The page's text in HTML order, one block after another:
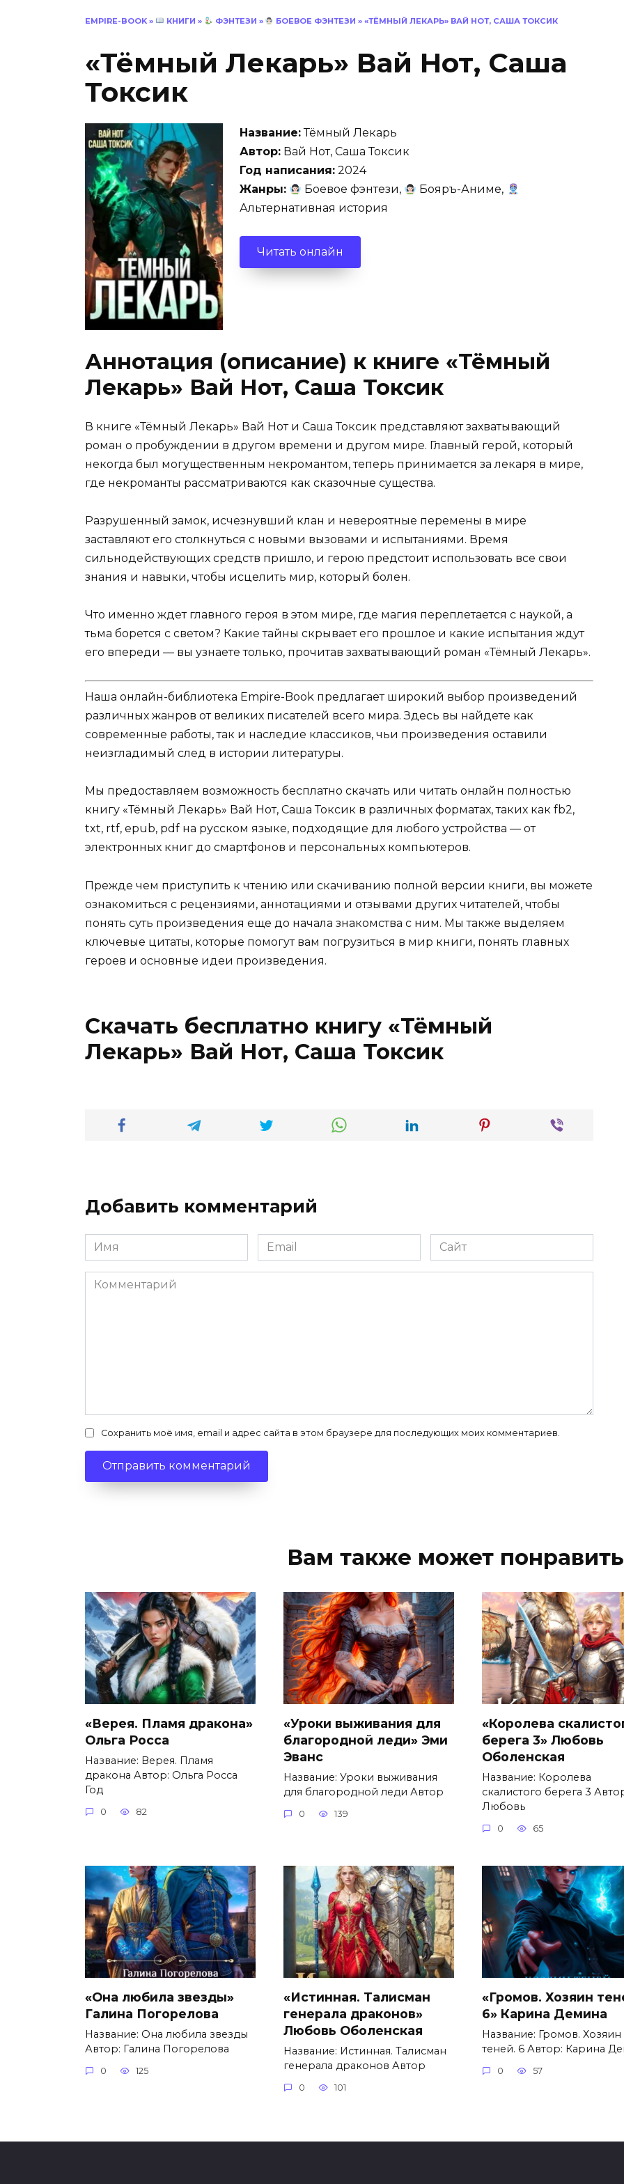
EMPIRE-BOOK » КНИГИ » ФЭНТЕЗИ » БОЕВОЕ ФЭНТЕЗИ »«ТЁМНЫЙ ЛЕКАРЬ» ВАЙ НОТ, САША ТОКСИК
«Тёмный Лекарь» Вай Нот, Саша
Токсик
Название:Тёмный Лекарь
Автор: Вай Нот, Саша Токсик
Год написания: 2024
Жанры:
Боевое фэнтези,
Бояръ-Аниме,
Альтернативная история
Читать онлайн
Аннотация (описание) к книге «Тёмный
Лекарь» Вай Нот, Саша Токсик
В книге «Тёмный Лекарь» Вай Нот и Саша Токсик представляют захватывающий
роман о пробуждении в другом времени и другом мире. Главный герой, который
некогда был могущественным некромантом, теперь принимается за лекаря в мире,
где некроманты рассматриваются как сказочные существа.
Разрушенный замок, исчезнувший клан и невероятные перемены в мире
заставляют его столкнуться с новыми вызовами и испытаниями. Время
сильнодействующих средств пришло, и герою предстоит использовать все свои
знания и навыки, чтобы исцелить мир, который болен.
Что именно ждет главного героя в этом мире, где магия переплетается с наукой, а
тьма борется с светом? Какие тайны скрывает его прошлое и какие испытания ждут
его впереди — вы узнаете только, прочитав захватывающий роман «Тёмный Лекарь».
Наша онлайн-библиотека Empire-Book предлагает широкий выбор произведений
различных жанров от великих писателей всего мира. Здесь вы найдете как
современные работы, так и наследие классиков, чьи произведения оставили
неизгладимый след в истории литературы.
Мы предоставляем возможность бесплатно скачать или читать онлайн полностью
книгу «Тёмный Лекарь» Вай Нот, Саша Токсик в различных форматах, таких как fb2,
txt, rtf, epub, pdf на русском языке, подходящие для любого устройства — от
электронных книг до смартфонов и персональных компьютеров.
Прежде чем приступить к чтению или скачиванию полной версии книги, вы можете
ознакомиться с рецензиями, аннотациями и отзывами других читателей, чтобы
понять суть произведения еще до начала знакомства с ним. Мы также выделяем
ключевые цитаты, которые помогут вам погрузиться в мир книги, понять главных
героев и основные идеи произведения.
Скачать бесплатно книгу «Тёмный
Лекарь» Вай Нот, Саша Токсик
Добавить комментарий
Имя
*
Email
*
Сайт
Комментарий
Сохранить моё имя, email и адрес сайта в этом браузере для последующих моих комментариев.
Вам также может
«Верея. Пламя дракона»
Ольга Росса
Название: Верея. Пламя
дракона Автор: Ольга Росса
Год
0 82
«Уроки выживания для
благородной леди» Эми
Эванс
Название: Уроки выживания
для благородной леди Автор
0 139
«Королева
берега 3» Любовь
Оболенская
Название: Королева
скалистого берега 3
Любовь
0 65
«Она любила звезды»
Галина Погорелова
Название: Она любила звезды
Автор: Галина Погорелова
0 125
«Истинная. Талисман
генерала драконов»
Любовь Оболенская
Название: Истинная. Талисман
генерала драконов Автор
0 101
«Громов. Хозяин
6» Карина Демина
Название: Громов. Хозяин
теней. 6 Автор: Карина
0 57